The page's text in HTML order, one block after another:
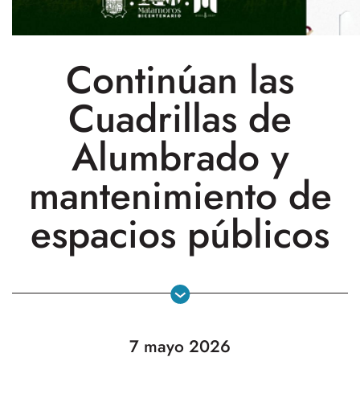
Continúan las
Cuadrillas de
Alumbrado y
mantenimiento de
espacios públicos
7 mayo 2026